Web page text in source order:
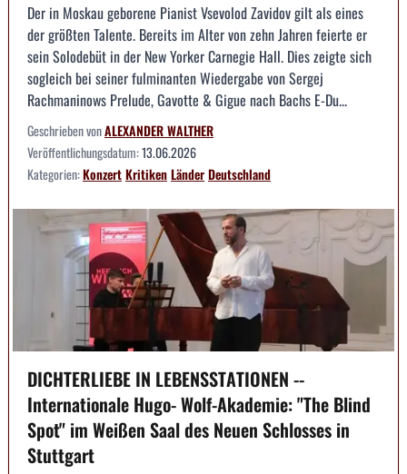
Der in Moskau geborene Pianist Vsevolod Zavidov gilt als eines
der größten Talente. Bereits im Alter von zehn Jahren feierte er
sein Solodebüt in der New Yorker Carnegie Hall. Dies zeigte sich
sogleich bei seiner fulminanten Wiedergabe von Sergej
Rachmaninows Prelude, Gavotte & Gigue nach Bachs E-Du...
Geschrieben vonALEXANDER WALTHER
Veröffentlichungsdatum:13.06.2026
Kategorien:KonzertKritikenLänderDeutschland
DICHTERLIEBE IN LEBENSSTATIONEN --
Internationale Hugo- Wolf-Akademie: "The Blind
Spot" im Weißen Saal des Neuen Schlosses in
Stuttgart